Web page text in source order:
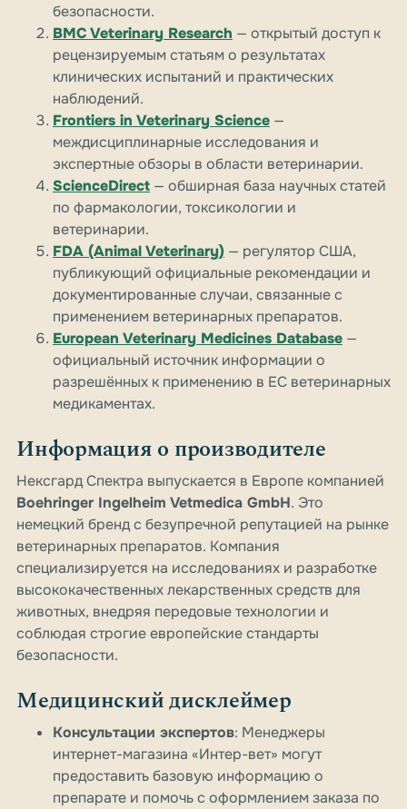
безопасности.
BMC Veterinary Research — открытый доступ к
рецензируемым статьям о результатах
клинических испытаний и практических
наблюдений.
Frontiers in Veterinary Science —
междисциплинарные исследования и
экспертные обзоры в области ветеринарии.
ScienceDirect — обширная база научных статей
по фармакологии, токсикологии и
ветеринарии.
FDA (Animal Veterinary) — регулятор США,
публикующий официальные рекомендации и
документированные случаи, связанные с
применением ветеринарных препаратов.
European Veterinary Medicines Database —
официальный источник информации о
разрешённых к применению в ЕС ветеринарных
медикаментах.
Информация о производителе
Нексгард Спектра выпускается в Европе компанией
Boehringer Ingelheim Vetmedica GmbH. Это
немецкий бренд с безупречной репутацией на рынке
ветеринарных препаратов. Компания
специализируется на исследованиях и разработке
высококачественных лекарственных средств для
животных, внедряя передовые технологии и
соблюдая строгие европейские стандарты
безопасности.
Медицинский дисклеймер
Консультации экспертов: Менеджеры
интернет-магазина «Интер-вет» могут
предоставить базовую информацию о
препарате и помочь с оформлением заказа по